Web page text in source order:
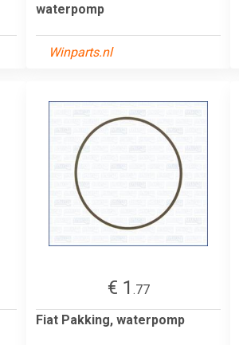
waterpomp
Winparts.nl
€ 1 .77
Fiat Pakking, waterpomp